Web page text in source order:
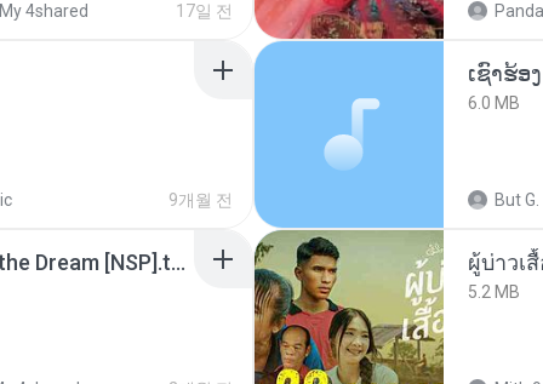
My 4shared 17일 전
9개월 전
6.0 MB
But G.
Tomodachi Life Living the Dream [NSP].torrent ผู้บ่าวเ
5.2 MB